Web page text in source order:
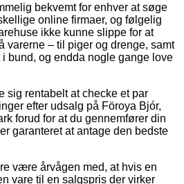
bekvemt for enhver at søge
online firmaer, og følgelig
ikke kunne slippe for at
varerne – til piger og drenge, samt
bund, og endda nogle gange love
sig rentabelt at checke et par
efter udsalg på Föroya Bjór,
forud for at du gennemfører din
garanteret at antage den bedste
være årvågen med, at hvis en
vare til en salgspris der virker